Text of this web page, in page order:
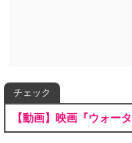
チェック
【動画】映画『ウォー